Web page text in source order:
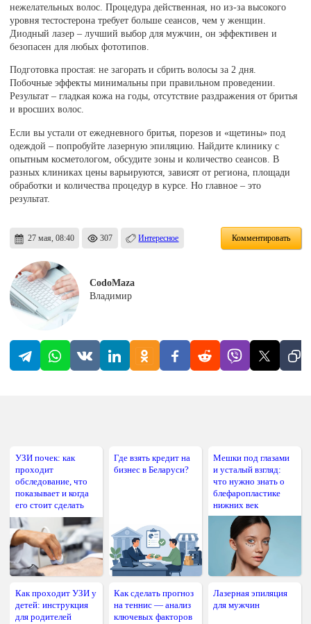
нежелательных волос. Процедура действенная, но из-за высокого
уровня тестостерона требует больше сеансов, чем у женщин.
Диодный лазер – лучший выбор для мужчин, он эффективен и
безопасен для любых фототипов.
Подготовка простая: не загорать и сбрить волосы за 2 дня.
Побочные эффекты минимальны при правильном проведении.
Результат – гладкая кожа на годы, отсутствие раздражения от бритья
и вросших волос.
Если вы устали от ежедневного бритья, порезов и «щетины» под
одеждой – попробуйте лазерную эпиляцию. Найдите клинику с
опытным косметологом, обсудите зоны и количество сеансов. В
разных клиниках цены варьируются, зависят от региона, площади
обработки и количества процедур в курсе. Но главное – это
результат.
27 мая, 08:40 307 Интересное Комментировать
CodoMaza
Владимир
УЗИ почек: как
проходит
обследование, что
показывает и когда
его стоит сделать
Где взять кредит на
бизнес в Беларуси?
Мешки под глазами
и усталый взгляд:
что нужно знать о
блефаропластике
нижних век
Как проходит УЗИ у
детей: инструкция
для родителей
Как сделать прогноз
на теннис — анализ
ключевых факторов
Лазерная эпиляция
для мужчин